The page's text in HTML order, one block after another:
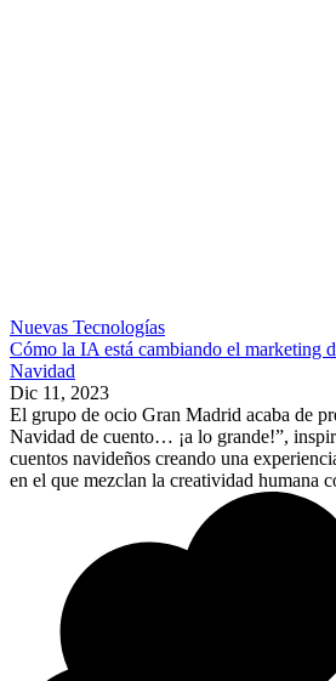
Nuevas Tecnologías
Cómo la IA está cambiando el marketing
Navidad
Dic 11, 2023
El grupo de ocio Gran Madrid acaba de
Navidad de cuento… ¡a lo grande!”,
cuentos navideños creando una
en el que mezclan la creatividad humana